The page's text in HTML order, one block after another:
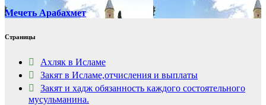
Мечеть Арабахмет
Страницы
Ахляк в Исламе
Закят в Исламе,отчисления и выплаты
Закят и хадж обязанность каждого состоятельного
мусульманина.